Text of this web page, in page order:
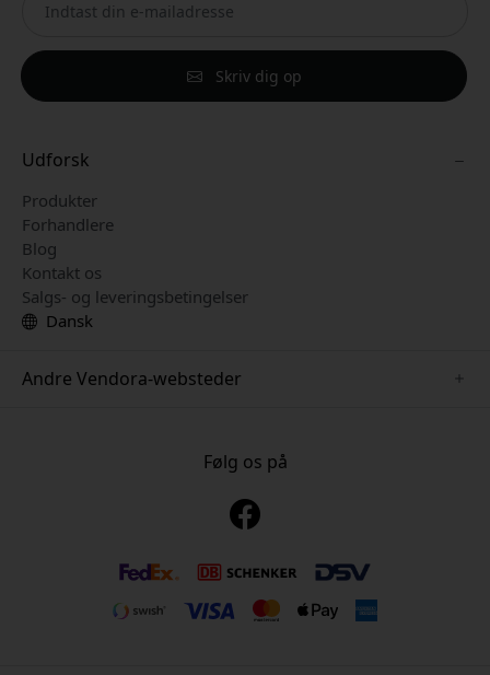
Skriv dig op
Udforsk
Produkter
Forhandlere
Blog
Kontakt os
Salgs- og leveringsbetingelser
Dansk
Andre Vendora-websteder
www.myfirst.se
Følg os på